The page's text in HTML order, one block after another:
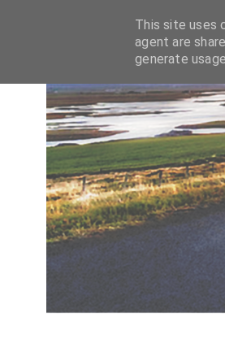
This site uses
agent are
generate